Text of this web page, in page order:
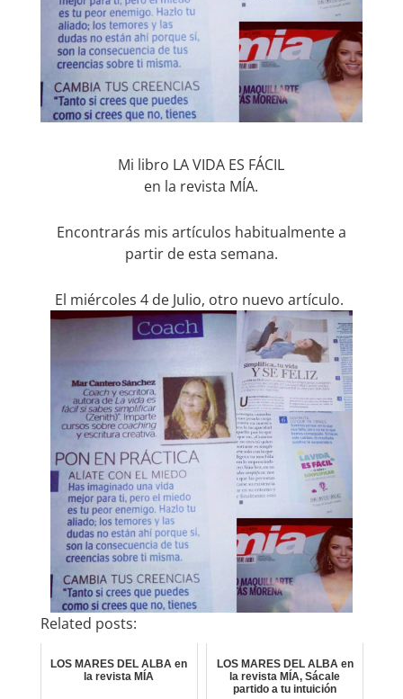
Mi libro LA VIDA ES FÁCIL
en la revista MÍA.
Encontrarás mis artículos habitualmente a
partir de esta semana.
El miércoles 4 de Julio, otro nuevo artículo.
Related posts:
LOS MARES DEL ALBA en
la revista MÍA
LOS MARES DEL ALBA en
la revista MÍA, Sácale
partido a tu intuición